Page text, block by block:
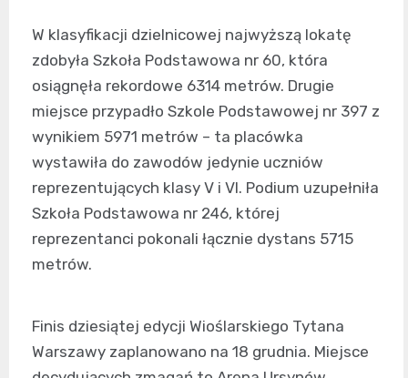
W klasyfikacji dzielnicowej najwyższą lokatę
zdobyła Szkoła Podstawowa nr 60, która
osiągnęła rekordowe 6314 metrów. Drugie
miejsce przypadło Szkole Podstawowej nr 397 z
wynikiem 5971 metrów – ta placówka
wystawiła do zawodów jedynie uczniów
reprezentujących klasy V i VI. Podium uzupełniła
Szkoła Podstawowa nr 246, której
reprezentanci pokonali łącznie dystans 5715
metrów.
Finis dziesiątej edycji Wioślarskiego Tytana
Warszawy zaplanowano na 18 grudnia. Miejsce